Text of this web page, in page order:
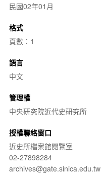
民國02年01月
格式
頁數：1
語言
中文
管理權
中央研究院近代史研究所
授權聯絡窗口
近史所檔案館閱覽室
02-27898284
archives@gate.sinica.edu.tw